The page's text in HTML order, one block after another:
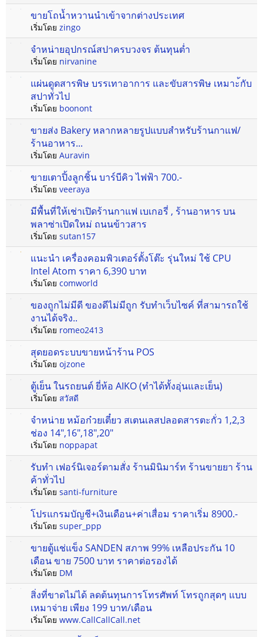
ขายโถน้ำหวานนำเข้าจากต่างประเทศ
เริ่มโดย zingo
จำหน่ายอุปกรณ์สปาครบวงจร ต้นทุนต่ำ
เริ่มโดย nirvanine
แผ่นดูดสารพิษ บรรเทาอาการ และขับสารพิษ เหมาะ้กับ
สปาทั่วไป
เริ่มโดย boonont
ขายส่ง Bakery หลากหลายรูปแบบสำหรับร้านกาแฟ/
ร้านอาหาร...
เริ่มโดย Auravin
ขายเตาปิ้งลูกชิ้น บาร์บีคิว ไฟฟ้า 700.-
เริ่มโดย veeraya
มีพื้นที่ให้เช่าเปิดร้านกาแฟ เบเกอรี่ , ร้านอาหาร บน
พลาซ่าเปิดใหม่ ถนนข้าวสาร
เริ่มโดย sutan157
แนะนำ เครื่องคอมพิวเตอร์ตั้งโต๊ะ รุ่นใหม่ ใช้ CPU
Intel Atom ราคา 6,390 บาท
เริ่มโดย comworld
ของถูกไม่มีดี ของดีไม่มีถูก รับทำเว็บไซค์ ที่สามารถใช้
งานได้จริง..
เริ่มโดย romeo2413
สุดยอดระบบขายหน้าร้าน POS
เริ่มโดย ojzone
ตู้เย็น ในรถยนต์ ยี่ห้อ AIKO (ทำได้ทั้งอุ่นและเย็น)
เริ่มโดย สวัสดี
จำหน่าย หม้อก๋วยเตี๋ยว สเตนเลสปลอดสารตะกั่ว 1,2,3
ช่อง 14",16",18",20"
เริ่มโดย noppapat
รับทำ เฟอร์นิเจอร์ตามสั่ง ร้านมินิมาร์ท ร้านขายยา ร้าน
ค้าทั่วไป
เริ่มโดย santi-furniture
โปรแกรมบัญชี+เงินเดือน+ค่าเสื่อม ราคาเริ่ม 8900.-
เริ่มโดย super_ppp
ขายตู้แช่แข็ง SANDEN สภาพ 99% เหลือประกัน 10
เดือน ขาย 7500 บาท ราคาต่อรองได้
เริ่มโดย DM
สิ่งที่ขาดไม่ได้ ลดต้นทุนการโทรศัพท์ โทรถูกสุดๆ แบบ
เหมาจ่าย เพียง 199 บาท/เดือน
เริ่มโดย www.CallCallCall.net